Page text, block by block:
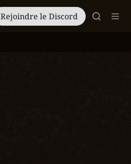
Rejoindre le Discord